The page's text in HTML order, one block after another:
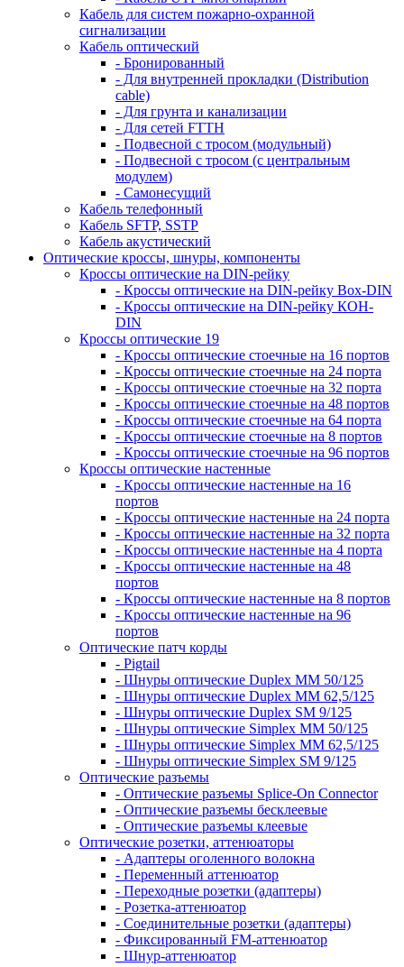
Кабель для систем пожарно-охранной
сигнализации
Кабель оптический
- Бронированный
- Для внутренней прокладки (Distribution
cable)
- Для грунта и канализации
- Для сетей FTTH
- Подвесной с тросом (модульный)
- Подвесной с тросом (с центральным
модулем)
- Самонесущий
Кабель телефонный
Кабель SFTP, SSTP
Кабель акустический
Оптические кроссы, шнуры, компоненты
Кроссы оптические на DIN-рейку
- Кроссы оптические на DIN-рейку Box-DIN
- Кроссы оптические на DIN-рейку КОН-
DIN
Кроссы оптические 19
- Кроссы оптические стоечные на 16 портов
- Кроссы оптические стоечные на 24 порта
- Кроссы оптические стоечные на 32 порта
- Кроссы оптические стоечные на 48 портов
- Кроссы оптические стоечные на 64 порта
- Кроссы оптические стоечные на 8 портов
- Кроссы оптические стоечные на 96 портов
Кроссы оптические настенные
- Кроссы оптические настенные на 16
портов
- Кроссы оптические настенные на 24 порта
- Кроссы оптические настенные на 32 порта
- Кроссы оптические настенные на 4 порта
- Кроссы оптические настенные на 48
портов
- Кроссы оптические настенные на 8 портов
- Кроссы оптические настенные на 96
портов
Оптические патч корды
- Pigtail
- Шнуры оптические Duplex MM 50/125
- Шнуры оптические Duplex MM 62,5/125
- Шнуры оптические Duplex SM 9/125
- Шнуры оптические Simplex MM 50/125
- Шнуры оптические Simplex MM 62,5/125
- Шнуры оптические Simplex SM 9/125
Оптические разъемы
- Оптические разъемы Splice-On Connector
- Оптические разъемы бесклеевые
- Оптические разъемы клеевые
Оптические розетки, аттенюаторы
- Адаптеры оголенного волокна
- Переменный аттенюатор
- Переходные розетки (адаптеры)
- Розетка-аттенюатор
- Соединительные розетки (адаптеры)
- Фиксированный FM-аттенюатор
- Шнур-аттенюатор